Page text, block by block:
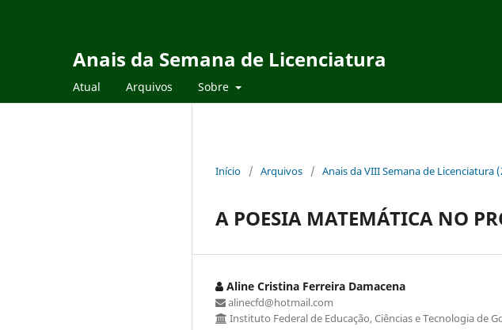
Anais da Semana de Licenciatura
Atual Arquivos Sobre
Início / Arquivos / Anais da VIII Semana de Licenciatura
A POESIA MATEMÁTICA NO
Aline Cristina Ferreira Damacena
alinecfd@hotmail.com
Instituto Federal de Educação, Ciências e Tecnologia de